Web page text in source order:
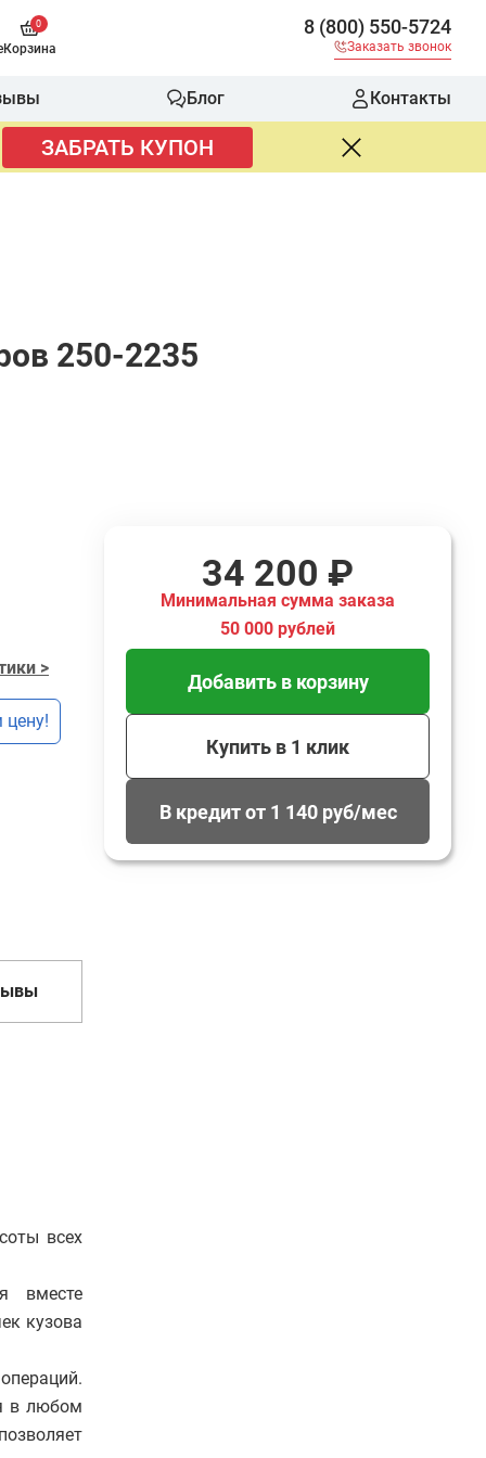
0
Корзина
8 (800) 550-5724
Заказать звонок
Блог Контакты
ЗАБРАТЬ КУПОН
250-2235
>
всех
вместе
кузова
в любом
34 200 ₽
Минимальная сумма заказа
50 000 рублей
Добавить в корзину
Купить в 1 клик
В кредит от 1 140 руб/мес